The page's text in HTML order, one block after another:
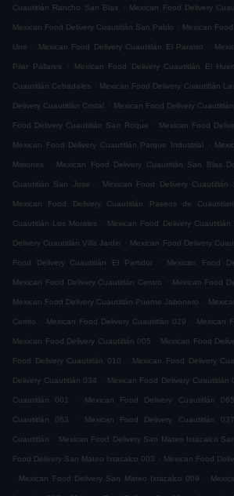
Cuautitlán Rancho San Blas . Mexican Food Delivery
Mexican Food Delivery Cuautitlán San Pablo . Mexican
Uno . Mexican Food Delivery Cuautitlán El Paraiso .
Pilar Pallares . Mexican Food Delivery Cuautitlán El
Cuautitlán Cebadales . Mexican Food Delivery Cuautitlán
Delivery Cuautitlán Cristal . Mexican Food Delivery
Food Delivery Cuautitlán San Roque . Mexican Food
Mexican Food Delivery Cuautitlán Parque Industrial .
Misiones . Mexican Food Delivery Cuautitlán San Blas
Cuautitlán San Jose . Mexican Food Delivery Cuautitlán
Mexican Food Delivery Cuautitlán Paseos de Cuautitlan
Cuautitlán Los Morales . Mexican Food Delivery Cuautitlán
Delivery Cuautitlán Villa Jardin . Mexican Food Delivery
Food Delivery Cuautitlán El Partidor . Mexican Food
Mexican Food Delivery Cuautitlán Centro . Mexican Food
Mexican Food Delivery Cuautitlán Puente Jabonero .
Cerrito . Mexican Food Delivery Cuautitlán 029 . Mexican
Mexican Food Delivery Cuautitlán 005 . Mexican Food
Food Delivery Cuautitlán 010 . Mexican Food Delivery
Delivery Cuautitlán 034 . Mexican Food Delivery Cuautitlán
Cuautitlán 001 . Mexican Food Delivery Cuautitlán 065
Cuautitlán 063 . Mexican Food Delivery Cuautitlán 037
Cuautitlán . Mexican Food Delivery San Mateo Ixtacalco
Food Delivery San Mateo Ixtacalco 003 . Mexican Food
. Mexican Food Delivery San Mateo Ixtacalco 009 .